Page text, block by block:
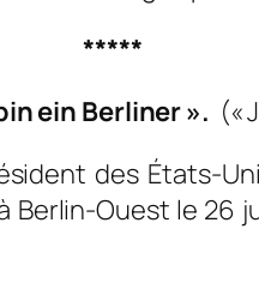
*****
ein Berliner ». («
des États-
Berlin-Ouest le 26